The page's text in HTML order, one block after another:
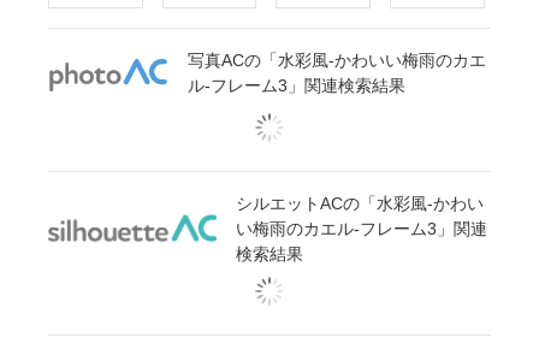
写真ACの「水彩風-かわいい梅雨のカエ
ル-フレーム3」関連検索結果
シルエットACの「水彩風-かわい
い梅雨のカエル-フレーム3」関連
検索結果